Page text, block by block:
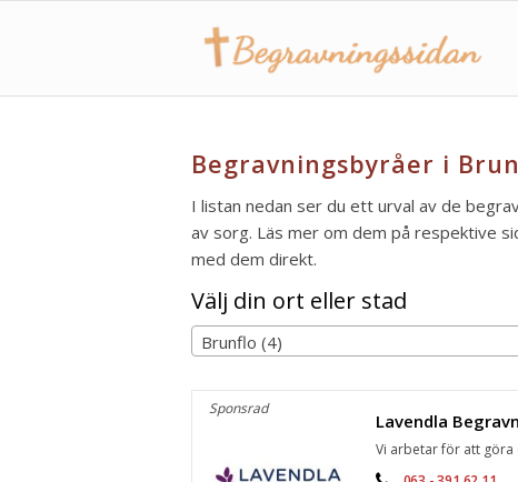
Begravningsbyråer i
I listan nedan ser du ett urval av de
av sorg. Läs mer om dem på respektive
med dem direkt.
Välj din ort eller stad
Brunflo (4)
Sponsrad
Vi arbetar för att göra